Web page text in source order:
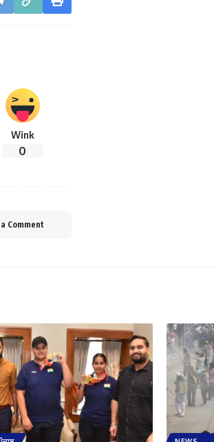
Wink
0
Comment